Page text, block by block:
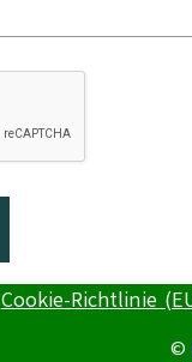
Cookie-Richtlinie
©